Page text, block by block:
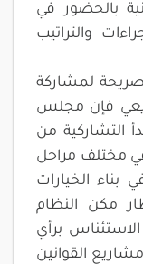
بالحضور في
والتراتيب
لمشاركة
فإن مجلس
التشاركية من
في مختلف مراحل
الخيارات
مكن النظام
برأي
القوانين